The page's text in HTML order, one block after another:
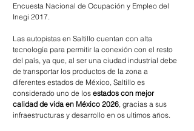
Encuesta Nacional de Ocupación y Empleo del
Inegi 2017.
Las autopistas en Saltillo cuentan con alta
tecnología para permitir la conexión con el resto
del país, ya que, al ser una ciudad industrial debe
de transportar los productos de la zona a
diferentes estados de México, Saltillo es
considerado uno de los estados con mejor
calidad de vida en México 2026 , gracias a sus
infraestructuras y desarrollo en os ultimos años.